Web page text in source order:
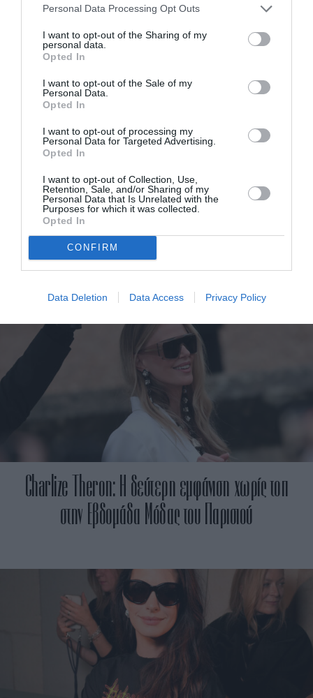
Personal Data Processing Opt Outs
I want to opt-out of the Sharing of my
personal data.
Opted In
I want to opt-out of the Sale of my
Personal Data.
Opted In
I want to opt-out of processing my
Personal Data for Targeted Advertising.
Opted In
I want to opt-out of Collection, Use,
Retention, Sale, and/or Sharing of my
Personal Data that Is Unrelated with the
Purposes for which it was collected.
Opted In
CONFIRM
Data Deletion Data Access Privacy Policy
Nicole Kidman: Stylish εμφάνιση στο show του
Chanel στο Παρίσι
Charlize Theron: Η δεύτερη εμφάνιση χωρίς τοπ
στην Εβδομάδα Μόδας του Παρισιού